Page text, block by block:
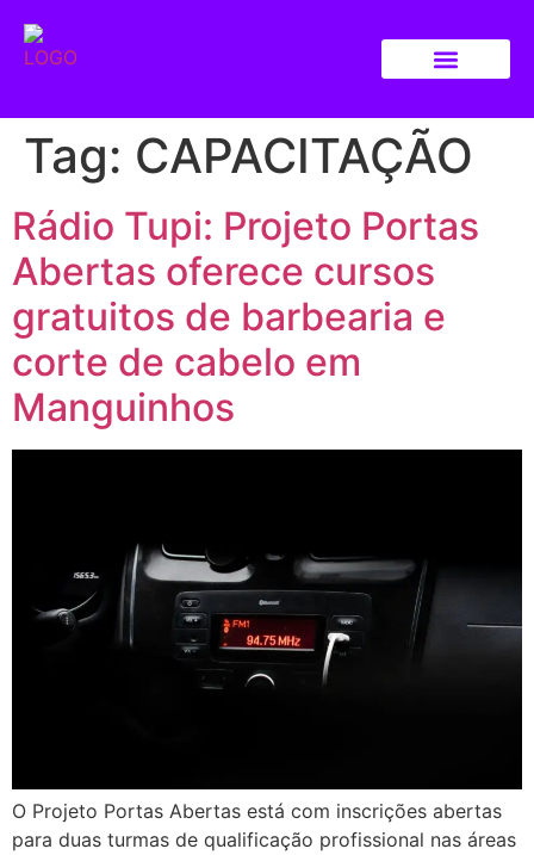
Tag: CAPACITAÇÃO
Rádio Tupi: Projeto Portas
Abertas oferece cursos
gratuitos de barbearia e
corte de cabelo em
Manguinhos
O Projeto Portas Abertas está com inscrições abertas
para duas turmas de qualificação profissional nas áreas